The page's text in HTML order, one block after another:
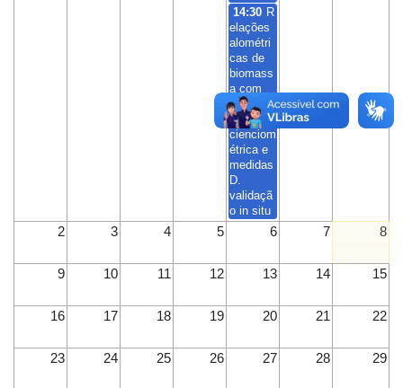
14:30 R
elações
alométri
cas de
biomass
a com
VANT:
análise
cienciom
étrica e
medidas
D.
validaçã
o in situ
2 3 4 5 6 7 8
9 10 11 12 13 14 15
16 17 18 19 20 21 22
23 24 25 26 27 28 29